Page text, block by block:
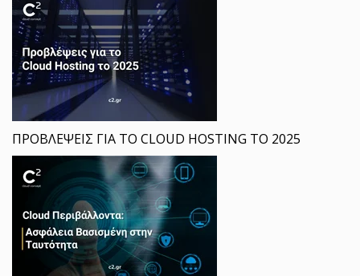
ΠΡΟΒΛΕΨΕΙΣ ΓΙΑ ΤΟ CLOUD HOSTING ΤΟ 2025